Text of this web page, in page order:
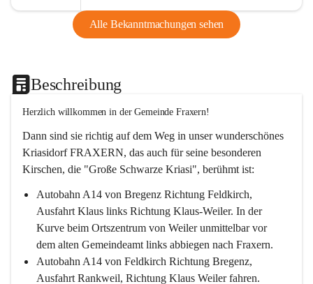
Alle Bekanntmachungen sehen
Beschreibung
Herzlich willkommen in der Gemeinde Fraxern!
Dann sind sie richtig auf dem Weg in unser wunderschönes
Kriasidorf FRAXERN, das auch für seine besonderen
Kirschen, die "Große Schwarze Kriasi", berühmt ist:
Autobahn A14 von Bregenz Richtung Feldkirch,
Ausfahrt Klaus links Richtung Klaus-Weiler. In der
Kurve beim Ortszentrum von Weiler unmittelbar vor
dem alten Gemeindeamt links abbiegen nach Fraxern.
Autobahn A14 von Feldkirch Richtung Bregenz,
Ausfahrt Rankweil, Richtung Klaus Weiler fahren.